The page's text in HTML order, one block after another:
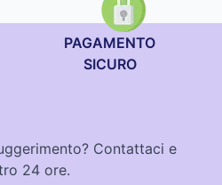
PAGAMENTO
SICURO
Contattaci e
24 ore.